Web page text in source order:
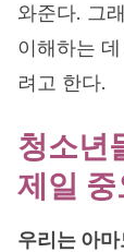
와준다. 그
이해하는
려고 한다.
청소년
제일
우리는 아